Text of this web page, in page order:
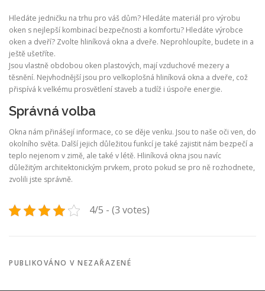
Hledáte jedničku na trhu pro váš dům? Hledáte materiál pro výrobu
oken s nejlepší kombinací bezpečnosti a komfortu? Hledáte výrobce
oken a dveří? Zvolte hliníková okna a dveře. Neprohloupíte, budete in a
ještě ušetříte.
Jsou vlastně obdobou oken plastových, mají vzduchové mezery a
těsnění. Nejvhodnější jsou pro velkoplošná hliníková okna a dveře, což
přispívá k velkému prosvětlení staveb a tudíž i úspoře energie.
Správná volba
Okna nám přinášejí informace, co se děje venku. Jsou to naše oči ven, do
okolního světa. Další jejich důležitou funkcí je také zajistit nám bezpečí a
teplo nejenom v zimě, ale také v létě. Hliníková okna jsou navíc
důležitým architektonickým prvkem, proto pokud se pro ně rozhodnete,
zvolili jste správně.
4/5 - (3 votes)
PUBLIKOVÁNO V NEZAŘAZENÉ